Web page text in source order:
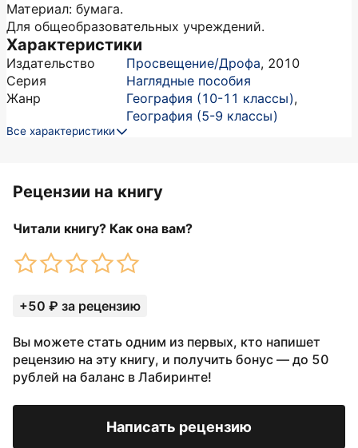
Материал: бумага.
Для общеобразовательных учреждений.
Характеристики
Издательство Просвещение/Дрофа, 2010
Серия
Наглядные пособия
Жанр
География (10-11 классы),
География (5-9 классы)
Все характеристики
Рецензии на книгу
Читали книгу? Как она вам?
+50 ₽ за рецензию
Вы можете стать одним из первых, кто напишет
рецензию на эту книгу, и получить бонус — до 50
рублей на баланс в Лабиринте!
Написать рецензию